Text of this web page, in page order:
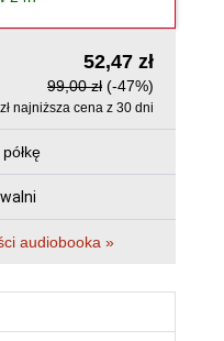
52,47 zł
99,00 zł (-47%)
najniższa cena z 30 dni
audiobooka »